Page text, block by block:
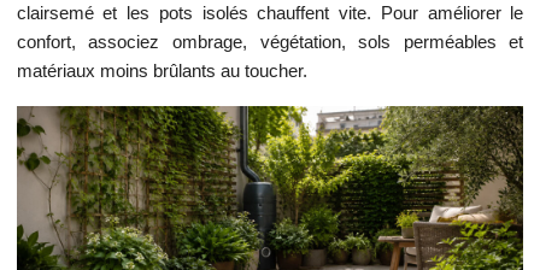
clairsemé et les pots isolés chauffent vite. Pour améliorer le
confort, associez ombrage, végétation, sols perméables et
matériaux moins brûlants au toucher.